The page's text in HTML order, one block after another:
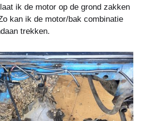
ik de motor op de grond zakken
kan ik de motor/bak combinatie
trekken.